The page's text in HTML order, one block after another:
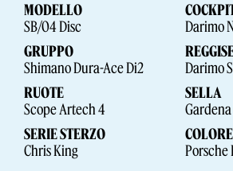
Il Marchio
MODELLO
SB/04 Disc
GRUPPO
Shimano Dura-Ace Di2
RUOTE
Scope Artech 4
SERIE STERZO
Chris King
Darimo
Darimo
SELLA
COLORE
Porsche